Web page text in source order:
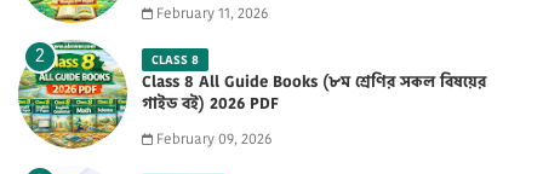
February 11, 2026
CLASS 8
Class 8 All Guide Books (৮ম শ্রেণির সকল বিষয়ের
গাইড বই) 2026 PDF
February 09, 2026